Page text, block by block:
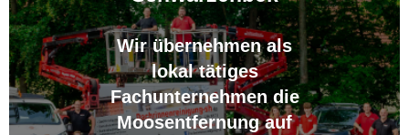
Wir übernehmen als
lokal tätiges
Fachunternehmen die
Moosentfernung auf